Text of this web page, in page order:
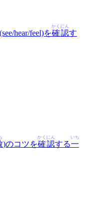
(see/hear/feel)を確認
かくにん
す
)のコツを確認
かくにん
する一
いち